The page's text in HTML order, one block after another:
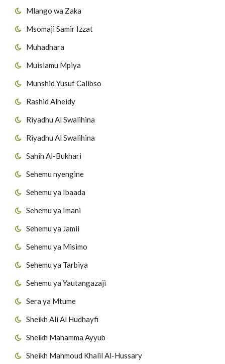
Mlango wa Zaka
Msomaji Samir Izzat
Muhadhara
Muislamu Mpiya
Munshid Yusuf Calibso
Rashid Alheidy
Riyadhu Al Swalihina
Riyadhu Al Swalihina
Sahih Al-Bukhari
Sehemu nyengine
Sehemu ya Ibaada
Sehemu ya Imani
Sehemu ya Jamii
Sehemu ya Misimo
Sehemu ya Tarbiya
Sehemu ya Yautangazaji
Sera ya Mtume
Sheikh Ali Al Hudhayfi
Sheikh Mahamma Ayyub
Sheikh Mahmoud Khalil Al-Hussary